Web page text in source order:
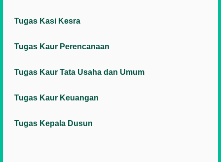
Tugas Kasi Kesra
Tugas Kaur Perencanaan
Tugas Kaur Tata Usaha dan Umum
Tugas Kaur Keuangan
Tugas Kepala Dusun